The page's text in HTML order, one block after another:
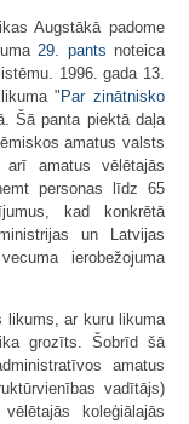
Augstākā padome
29. pants noteica
1996. gada 13.
" Par zinātnisko
Šā panta piektā daļa
amatus valsts
arī amatus vēlētajās
personas līdz 65
kad konkrētā
un Latvijas
ierobežojuma
likums, ar kuru likuma
grozīts. Šobrīd šā
amatus
vadītājs)
koleģiālajās